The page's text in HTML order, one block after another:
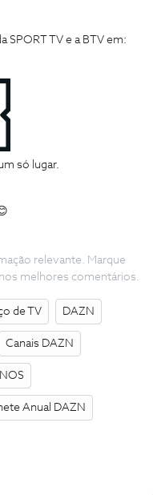
SPORT TV e a BTV em:
só lugar.
relevante. Marque
melhores comentários.
de TV DAZN
Canais DAZN
Anual DAZN